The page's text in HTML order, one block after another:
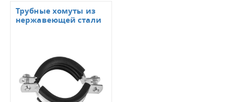
Трубные хомуты из
нержавеющей стали